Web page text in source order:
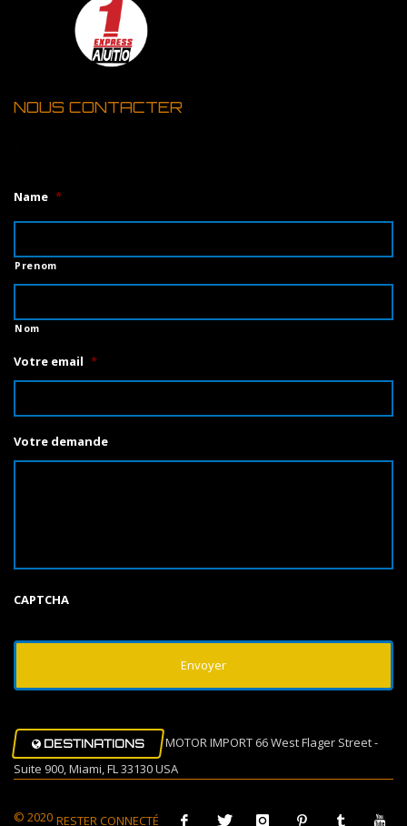
NOUS CONTACTER
Name *
Prenom
Nom
Votre email *
Votre demande
CAPTCHA
DESTINATIONS
MOTOR IMPORT 66 West Flager Street -
Suite 900, Miami, FL 33130 USA
RESTER CONNECTÉ
© 2020